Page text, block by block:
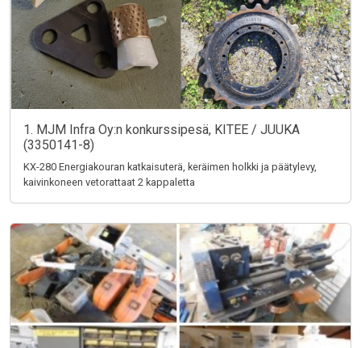
1. MJM Infra Oy:n konkurssipesä, KITEE / JUUKA
(3350141-8)
KX-280 Energiakouran katkaisuterä, keräimen holkki ja päätylevy,
kaivinkoneen vetorattaat 2 kappaletta